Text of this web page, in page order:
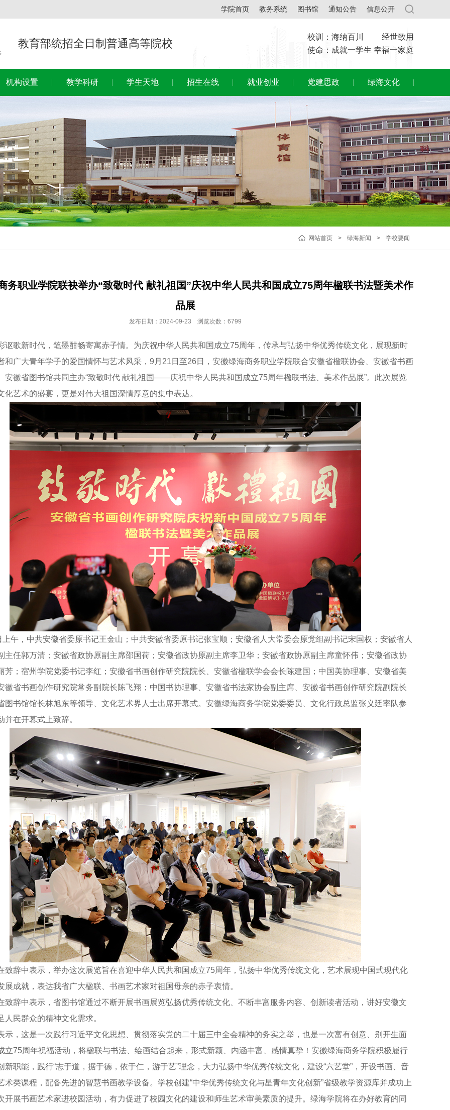
学院首页 教务系统 图书馆 通知公告 信息公开
教育部统招全日制普通高等院校
校训：海纳百川 经世致用
使命：成就一学生 幸福一家庭
机构设置 教学科研 学生天地 招生在线 就业创业 党建思政 绿海文化
网站首页 > 绿海新闻 > 学校要闻
务职业学院联袂举办“致敬时代 献礼祖国”庆祝中华人民共和国成立75周年楹联书法暨美术作
品展
发布日期：2024-09-23 浏览次数：6799
歌新时代，笔墨酣畅寄寓赤子情。为庆祝中华人民共和国成立75周年，传承与弘扬中华优秀传统文化，展现新时
和广大青年学子的爱国情怀与艺术风采，9月21日至26日，安徽绿海商务职业学院联合安徽省楹联协会、安徽省书画
安徽省图书馆共同主办“致敬时代 献礼祖国——庆祝中华人民共和国成立75周年楹联书法、美术作品展”。此次展览
化艺术的盛宴，更是对伟大祖国深情厚意的集中表达。
，中共安徽省委原书记王金山；中共安徽省委原书记张宝顺；安徽省人大常委会原党组副书记宋国权；安徽省人
主任郭万清；安徽省政协原副主席邵国荷；安徽省政协原副主席李卫华；安徽省政协原副主席童怀伟；安徽省政协
芳；宿州学院党委书记李红；安徽省书画创作研究院院长、安徽省楹联学会会长陈建国；中国美协理事、安徽省美
徽省书画创作研究院常务副院长陈飞翔；中国书协理事、安徽省书法家协会副主席、安徽省书画创作研究院副院长
图书馆馆长林旭东等领导、文化艺术界人士出席开幕式。安徽绿海商务学院党委委员、文化行政总监张义廷率队参
并在开幕式上致辞。
辞中表示，举办这次展览旨在喜迎中华人民共和国成立75周年，弘扬中华优秀传统文化，艺术展现中国式现代化
展成就，表达我省广大楹联、书画艺术家对祖国母亲的赤子衷情。
辞中表示，省图书馆通过不断开展书画展览弘扬优秀传统文化、不断丰富服务内容、创新读者活动，讲好安徽文
人民群众的精神文化需求。
，这是一次践行习近平文化思想、贯彻落实党的二十届三中全会精神的务实之举，也是一次富有创意、别开生面
立75周年祝福活动，将楹联与书法、绘画结合起来，形式新颖、内涵丰富、感情真挚！安徽绿海商务学院积极履行
新职能，践行“志于道，据于德，依于仁，游于艺”理念，大力弘扬中华优秀传统文化，建设“六艺堂”，开设书画、音
术类课程，配备先进的智慧书画教学设备。学校创建“中华优秀传统文化与星青年文化创新”省级教学资源库并成功上
开展书画艺术家进校园活动，有力促进了校园文化的建设和师生艺术审美素质的提升。绿海学院将在办好教育的同